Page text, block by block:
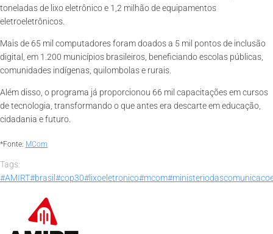
toneladas de lixo eletrônico e 1,2 milhão de equipamentos
eletroeletrônicos.
Mais de 65 mil computadores foram doados a 5 mil pontos de inclusão
digital, em 1.200 municípios brasileiros, beneficiando escolas públicas,
comunidades indígenas, quilombolas e rurais.
Além disso, o programa já proporcionou 66 mil capacitações em cursos
de tecnologia, transformando o que antes era descarte em educação,
cidadania e futuro.
*Fonte: MCom
Tags:
#AMIRT#brasil #cop30#lixoeletronico#mcom